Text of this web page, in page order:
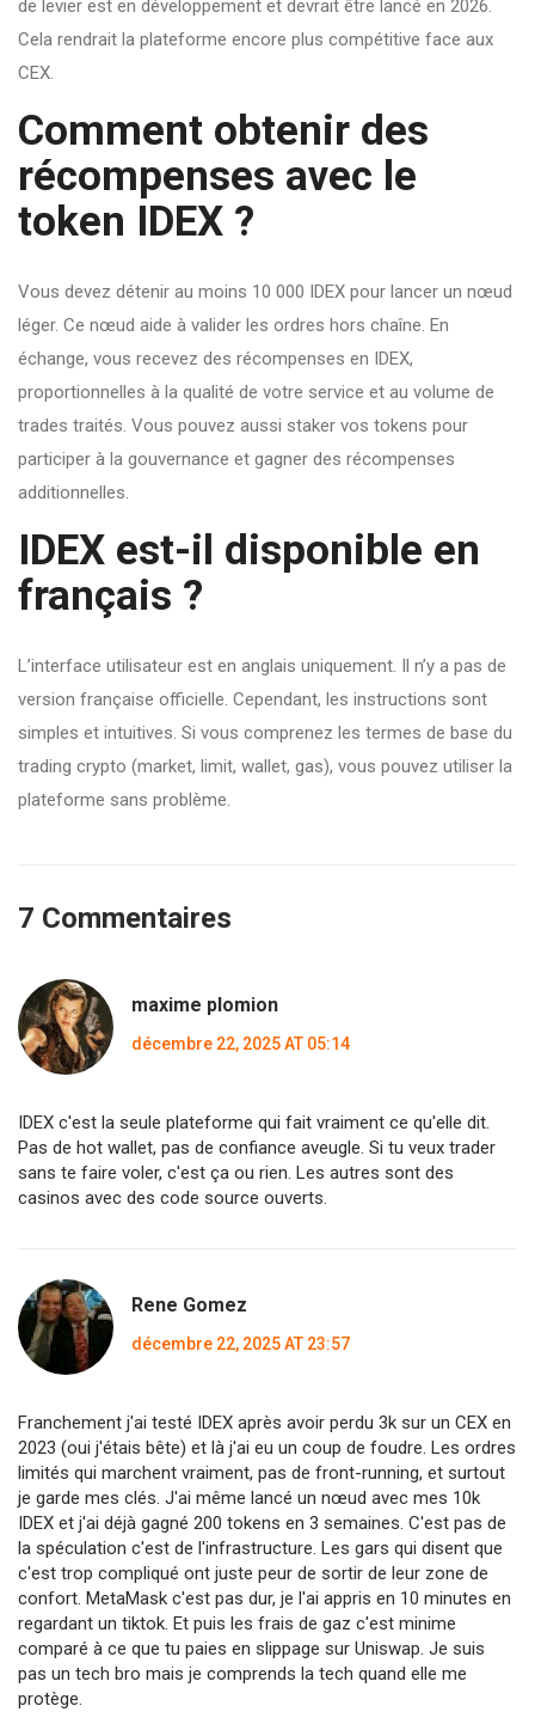
de levier est en développement et devrait être lancé en 2026.
Cela rendrait la plateforme encore plus compétitive face aux
CEX.
Comment obtenir des
récompenses avec le
token IDEX ?
Vous devez détenir au moins 10 000 IDEX pour lancer un nœud
léger. Ce nœud aide à valider les ordres hors chaîne. En
échange, vous recevez des récompenses en IDEX,
proportionnelles à la qualité de votre service et au volume de
trades traités. Vous pouvez aussi staker vos tokens pour
participer à la gouvernance et gagner des récompenses
additionnelles.
IDEX est-il disponible en
français ?
L’interface utilisateur est en anglais uniquement. Il n’y a pas de
version française officielle. Cependant, les instructions sont
simples et intuitives. Si vous comprenez les termes de base du
trading crypto (market, limit, wallet, gas), vous pouvez utiliser la
plateforme sans problème.
7 Commentaires
maxime plomion
décembre 22, 2025 AT 05:14
IDEX c'est la seule plateforme qui fait vraiment ce qu'elle dit.
Pas de hot wallet, pas de confiance aveugle. Si tu veux trader
sans te faire voler, c'est ça ou rien. Les autres sont des
casinos avec des code source ouverts.
Rene Gomez
décembre 22, 2025 AT 23:57
Franchement j'ai testé IDEX après avoir perdu 3k sur un CEX en
2023 (oui j'étais bête) et là j'ai eu un coup de foudre. Les ordres
limités qui marchent vraiment, pas de front-running, et surtout
je garde mes clés. J'ai même lancé un nœud avec mes 10k
IDEX et j'ai déjà gagné 200 tokens en 3 semaines. C'est pas de
la spéculation c'est de l'infrastructure. Les gars qui disent que
c'est trop compliqué ont juste peur de sortir de leur zone de
confort. MetaMask c'est pas dur, je l'ai appris en 10 minutes en
regardant un tiktok. Et puis les frais de gaz c'est minime
comparé à ce que tu paies en slippage sur Uniswap. Je suis
pas un tech bro mais je comprends la tech quand elle me
protège.